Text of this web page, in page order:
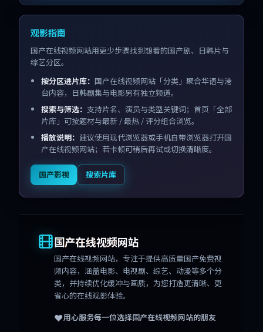
观影指南
国产在线视频网站用更少步骤找到想看的国产剧、日韩片与
综艺分区。
按分区进片库： 国产在线视频网站「分类」聚合华语与港
台内容，日韩剧集与电影另有独立频道。
搜索与筛选： 支持片名、演员与类型关键词；首页「全部
片库」可按题材与最新 / 最热 / 评分组合浏览。
播放说明： 建议使用现代浏览器或手机自带浏览器打开国
产在线视频网站；若卡顿可稍后再试或切换清晰度。
国产影视 搜索片库
国产在线视频网站
国产在线视频网站，专注于提供高质量国产免费视
频内容，涵盖电影、电视剧、综艺、动漫等多个分
类，并持续优化缓冲与画质，为您打造更清晰、更
省心的在线观影体验。
❤️用心服务每一位选择国产在线视频网站的朋友